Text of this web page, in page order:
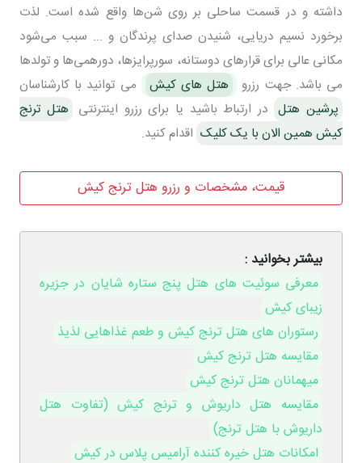
داشته و در قسمت ساحلی بر روی شن‌ها واقع شده است. لذت
برخورد نسیم دریایی، شنیدن صدای پرندگان و ... سبب می‌شود
مکانی عالی برای قرارهای دوستانه، سورپرایزها، دورهمی‌ها و تولدها
می باشد. جهت رزرو
هتل های کیش
می توانید با کارشناسان
پرشین هتل در ارتباط باشید یا برای رزرو اینترنتی هتل ترنج
کیش همین الان با یک کلیک اقدام کنید.
قیمت، مشخصات و رزرو هتل ترنج کیش
بیشتر بخوانید :
معرفی سوئیت های هتل پنج ستاره شایان در جزیره
زیبای کیش
رستوران های هتل ترنج کیش و طعم غذاهایی لذیذ
مقایسه هتل ترنج کیش
میهمانان هتل ترنج کیش
مقایسه هتل داریوش و ترنج کیش (تفاوت هتل
داریوش با هتل ترنج)
امکانات هتل خیره کننده آرامیس پلاس در کیش